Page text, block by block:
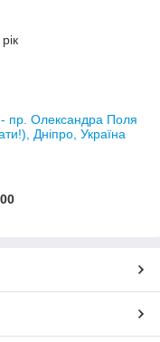
пр. Олександра Поля
Дніпро, Україна